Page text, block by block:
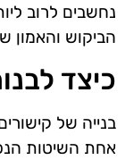
נחשבים לרוב
הביקוש והאמון
כיצד
בנייה של
אחת השיטות